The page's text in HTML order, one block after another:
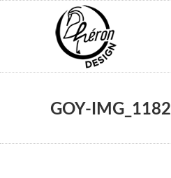
GOY-IMG_1182